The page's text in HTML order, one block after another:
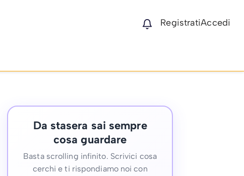
RegistratiAccedi
Da stasera sai sempre
cosa guardare
Basta scrolling infinito. Scrivici cosa
cerchi e ti rispondiamo noi con